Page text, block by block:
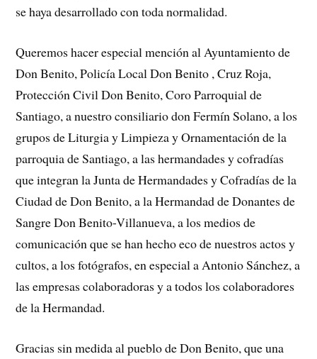
se haya desarrollado con toda normalidad.
Queremos hacer especial mención al Ayuntamiento de
Don Benito, Policía Local Don Benito , Cruz Roja,
Protección Civil Don Benito, Coro Parroquial de
Santiago, a nuestro consiliario don Fermín Solano, a los
grupos de Liturgia y Limpieza y Ornamentación de la
parroquia de Santiago, a las hermandades y cofradías
que integran la Junta de Hermandades y Cofradías de la
Ciudad de Don Benito, a la Hermandad de Donantes de
Sangre Don Benito-Villanueva, a los medios de
comunicación que se han hecho eco de nuestros actos y
cultos, a los fotógrafos, en especial a Antonio Sánchez, a
las empresas colaboradoras y a todos los colaboradores
de la Hermandad.
Gracias sin medida al pueblo de Don Benito, que una